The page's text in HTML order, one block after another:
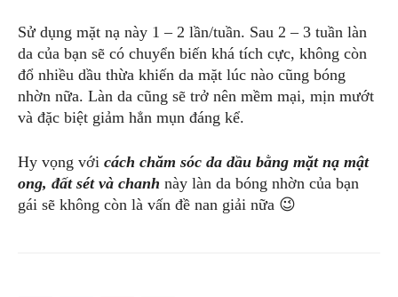
Sử dụng mặt nạ này 1 – 2 lần/tuần. Sau 2 – 3 tuần làn
da của bạn sẽ có chuyển biến khá tích cực, không còn
đổ nhiều dầu thừa khiến da mặt lúc nào cũng bóng
nhờn nữa. Làn da cũng sẽ trở nên mềm mại, mịn mướt
và đặc biệt giảm hẳn mụn đáng kể.
Hy vọng với cách chăm sóc da dầu bằng mặt nạ mật
ong, đất sét và chanh này làn da bóng nhờn của bạn
gái sẽ không còn là vấn đề nan giải nữa 😉